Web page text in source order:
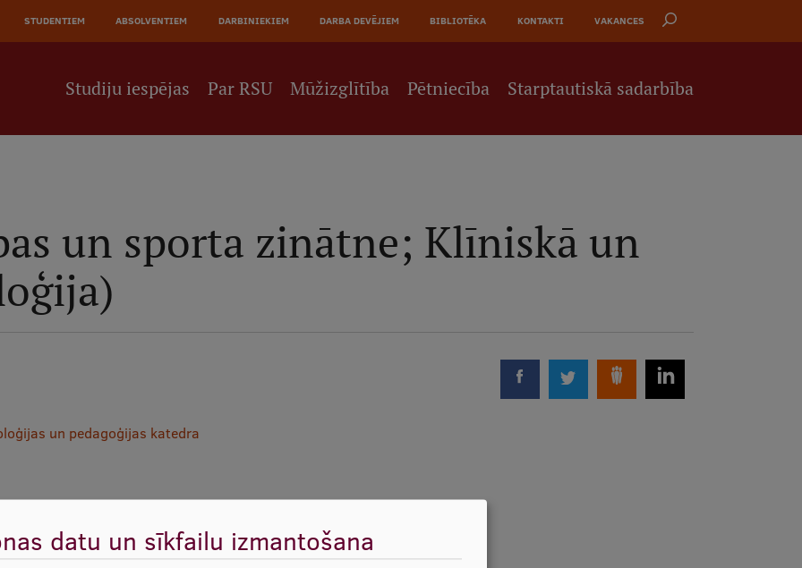
STUDENTIEM ABSOLVENTIEM DARBINIEKIEM DARBA DEVĒJIEM BIBLIOTĒKA KONTAKTI VAKANCES
Studiju iespējas Par RSU Mūžizglītība Pētniecība Starptautiskā sadarbība
un sporta zinātne; Klīniskā un
un pedagoģijas katedra
datu un sīkfailu izmantošana